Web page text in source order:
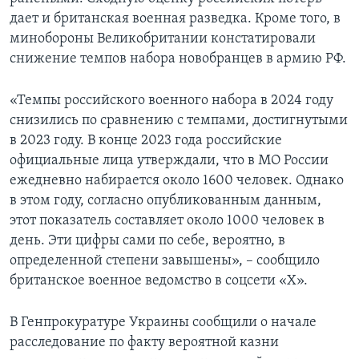
дает и британская военная разведка. Кроме того, в
минобороны Великобритании констатировали
снижение темпов набора новобранцев в армию РФ.
«Темпы российского военного набора в 2024 году
снизились по сравнению с темпами, достигнутыми
в 2023 году. В конце 2023 года российские
официальные лица утверждали, что в МО России
ежедневно набирается около 1600 человек. Однако
в этом году, согласно опубликованным данным,
этот показатель составляет около 1000 человек в
день. Эти цифры сами по себе, вероятно, в
определенной степени завышены», – сообщило
британское военное ведомство в соцсети «Х».
В Генпрокуратуре Украины сообщили о начале
расследование по факту вероятной казни